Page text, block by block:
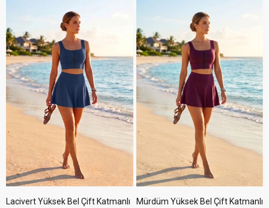
Lacivert Yüksek Bel Çift Katmanlı
Mürdüm Yüksek Bel Çift Katmanlı